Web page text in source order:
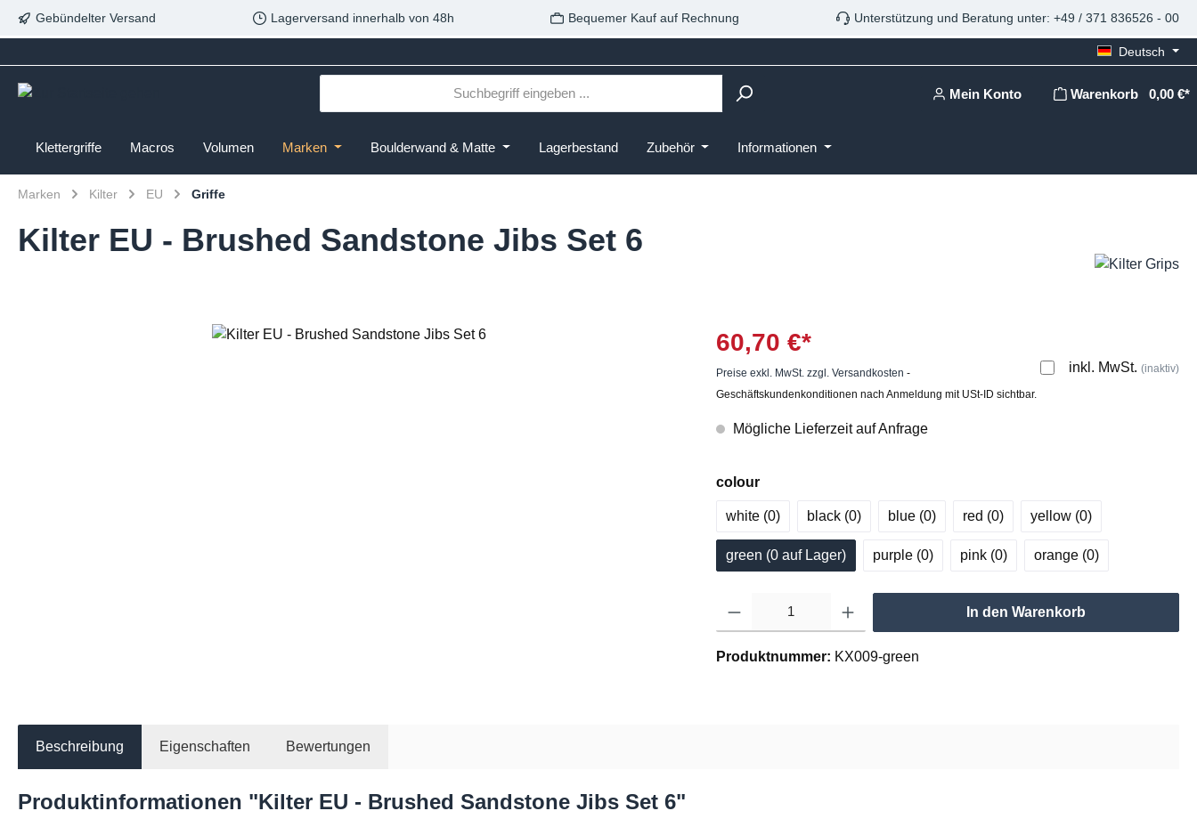
Gebündelter Versand Lagerversand innerhalb von 48h Bequemer Kauf auf Rechnung Unterstützung und Beratung unter: +49 / 371 836526 - 00
Deutsch
Mein Konto Warenkorb 0,00 €*
Klettergriffe Macros Volumen Marken Boulderwand & Matte Lagerbestand Zubehör Informationen
Marken Kilter EU Griffe
Kilter EU - Brushed Sandstone Jibs Set 6
60,70 €*
inkl. MwSt. (inaktiv)
Preise exkl. MwSt. zzgl. Versandkosten -
Geschäftskundenkonditionen nach Anmeldung mit USt-ID sichtbar.
Mögliche Lieferzeit auf Anfrage
colour
white (0) black (0) blue (0) red (0) yellow (0)
green (0 auf Lager) purple (0) pink (0) orange (0)
In den Warenkorb
Produktnummer: KX009-green
Beschreibung Eigenschaften Bewertungen
Produktinformationen "Kilter EU - Brushed Sandstone Jibs Set 6"